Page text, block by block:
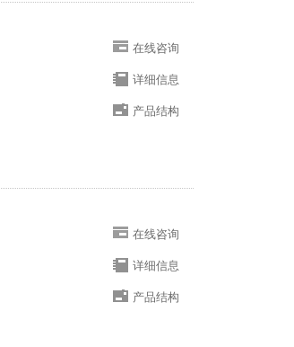
在线咨询
详细信息
产品结构
在线咨询
详细信息
产品结构